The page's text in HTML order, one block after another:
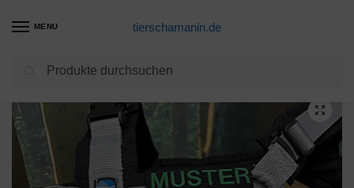
MENU tierschamanin.de
Hundegeschirr Produkte / Wuffwelt Namensschild Telefonschild abnehmbar mit Ring für Steuermarke passend für anny-x Brustgeschirr